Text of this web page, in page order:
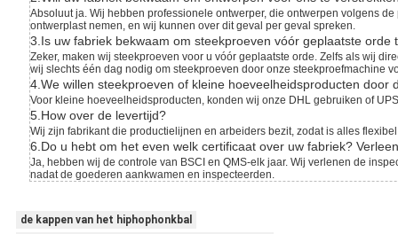
Absoluut ja. Wij hebben professionele ontwerper, die ontwerpen volgens
ontwerplast nemen, en wij kunnen over dit geval per geval spreken.
3.Is uw fabriek bekwaam om steekproeven vóór geplaatste
Zeker, maken wij steekproeven voor u vóór geplaatste orde. Zelfs als wij
wij slechts één dag nodig om steekproeven door onze steekproefmachine
4.We willen steekproeven of kleine hoeveelheidsproducten
Voor kleine hoeveelheidsproducten, konden wij onze DHL gebruiken of
5.How over de levertijd?
Wij zijn fabrikant die productielijnen en arbeiders bezit, zodat is alles
6.Do u hebt om het even welk certificaat over uw fabriek?
Ja, hebben wij de controle van BSCI en QMS-elk jaar. Wij verlenen de
nadat de goederen aankwamen en inspecteerden.
de kappen van het hiphophonkbal